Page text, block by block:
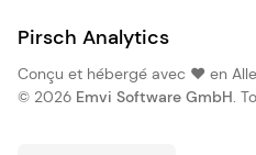
Pirsch Analytics
Conçu et hébergé avec ❤️ en
© 2026 Emvi Software GmbH.